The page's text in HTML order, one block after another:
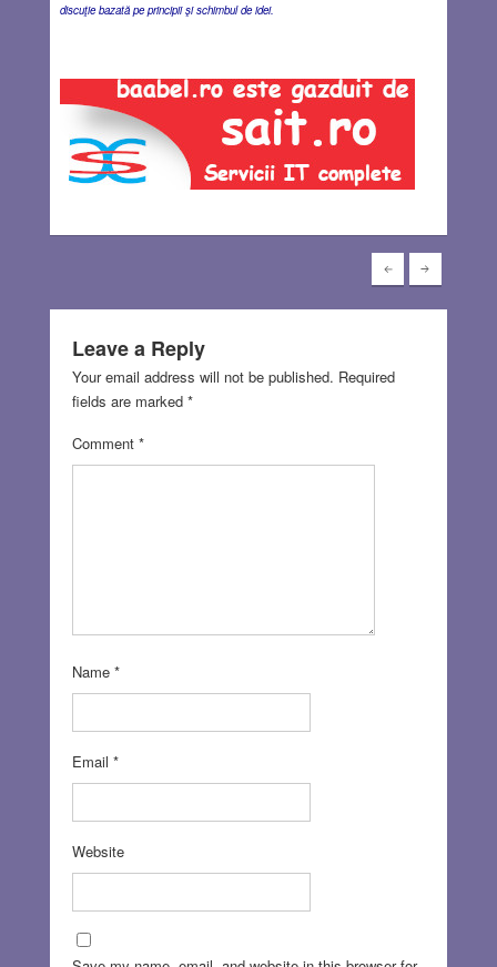
discuţie bazată pe principii şi schimbul de idei.
Leave a Reply
Your email address will not be published. Required
fields are marked *
Comment *
Name *
Email *
Website